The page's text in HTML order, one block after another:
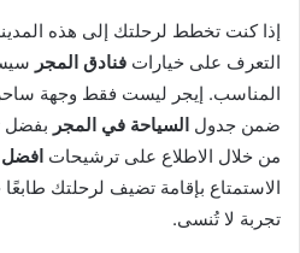
إذا كنت تخطط لرحلتك إلى هذه المدينة
التعرف على خيارات فنادق المجر
المناسب. إيجر ليست فقط وجهة
ضمن جدول السياحة في المجر بفضل
من خلال الاطلاع على ترشيحات افضل
الاستمتاع بإقامة تضيف لرحلتك
تجربة لا تُنسى.